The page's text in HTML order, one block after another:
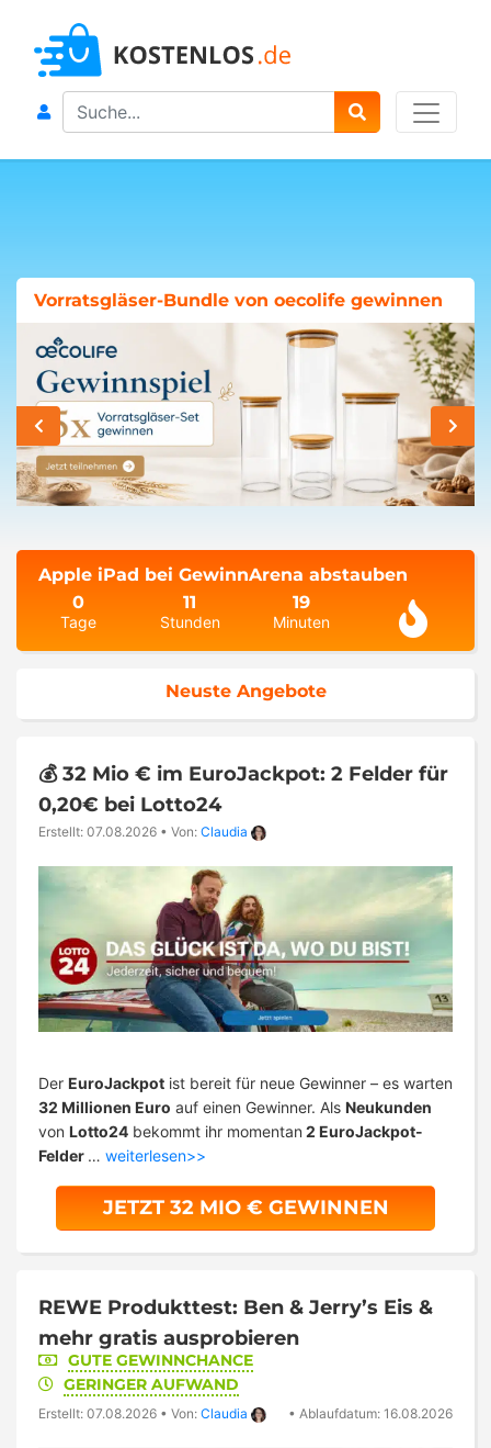
Search
Vorratsgläser-Bundle von oecolife gewinnen
Apple iPad bei GewinnArena abstauben
0
Tage
11
Stunden
19
Minuten
Neuste Angebote
💰 32 Mio € im EuroJackpot: 2 Felder für
0,20€ bei Lotto24
Erstellt: 07.08.2026 • Von: Claudia
Der EuroJackpot ist bereit für neue Gewinner – es warten
32 Millionen Euro auf einen Gewinner. Als Neukunden
von Lotto24 bekommt ihr momentan 2 EuroJackpot-
Felder … weiterlesen>>
JETZT 32 MIO € GEWINNEN
REWE Produkttest: Ben & Jerry’s Eis &
mehr gratis ausprobieren
GUTE GEWINNCHANCE
GERINGER AUFWAND
Erstellt: 07.08.2026 • Von: Claudia • Ablaufdatum: 16.08.2026